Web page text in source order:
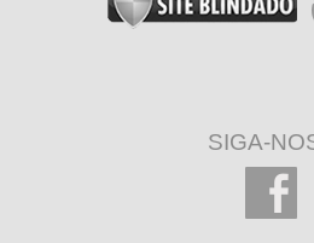
SIGA-